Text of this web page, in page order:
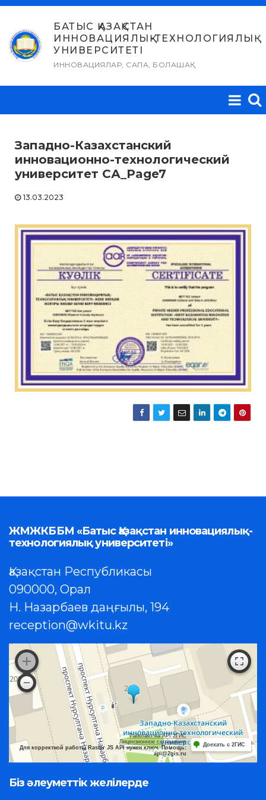
Skip
content
БАТЫС ҚАЗАҚСТАН
ИННОВАЦИЯЛЫҚ-ТЕХНОЛОГИЯЛЫҚ
УНИВЕРСИТЕТІ
ИННОВАЦИЯЛАР, САПА, БОЛАШАҚ
Западно-Казахстанский
инновационно-технологический
университет СА_Page7
13.03.2023
ЖМЖКББМ «Батыс Қазақстан инновациялық-
технологиялық университеті»
Қазақстан Республикасы
090000, Орал
Н. Назарбаев даңғылы, 194
reception@wkitu.kz
Работает на API 2ГИС
Лицензионное соглашение
Для корректной работы Raster JS API нужен ключ. Помощь:
api@2gis.ru
Доехать с 2ГИС
Біз әлеуметтік желілерде